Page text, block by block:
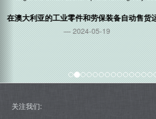
在印尼的售货机运营商
2024-02-23
关注我们: